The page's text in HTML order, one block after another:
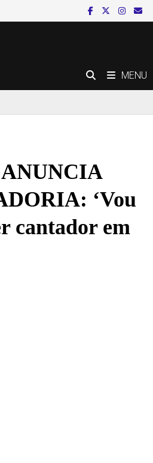
MENU
‘Vou
cantador em